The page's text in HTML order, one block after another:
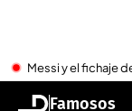
Messi y el fichaje
Famosos